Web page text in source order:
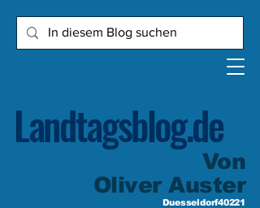
Landtagsblog.de
Von
Oliver Auster
Duesseldorf40221